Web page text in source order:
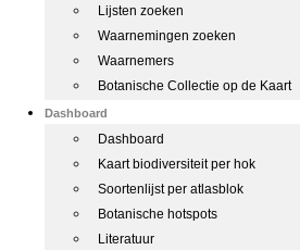
Lijsten zoeken
Waarnemingen zoeken
Waarnemers
Botanische Collectie op de Kaart
Dashboard
Dashboard
Kaart biodiversiteit per hok
Soortenlijst per atlasblok
Botanische hotspots
Literatuur